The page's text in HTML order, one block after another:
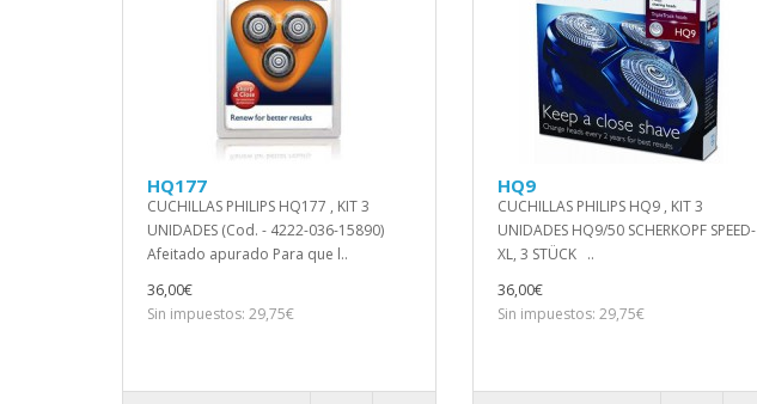
HQ177
CUCHILLAS PHILIPS HQ177 , KIT 3
UNIDADES (Cod. - 4222-036-15890)
Afeitado apurado Para que l..
36,00€
Sin impuestos: 29,75€
HQ9
CUCHILLAS PHILIPS HQ9 , KIT 3
UNIDADES HQ9/50 SCHERKOPF SPEED-
XL, 3 STÜCK ..
36,00€
Sin impuestos: 29,75€